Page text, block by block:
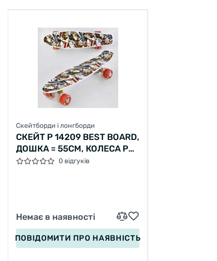
Скейтборди і лонгборди
СКЕЙТ Р 14209 BEST BOARD,
ДОШКА = 55СМ, КОЛЕСА PU,
СВІТЛО, D = 6СМ
0 відгуків
Немає в наявності
ПОВІДОМИТИ ПРО НАЯВНІСТЬ